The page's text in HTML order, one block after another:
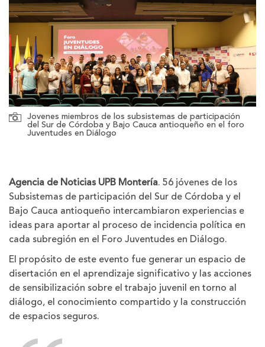
Jovenes miembros de los subsistemas de participación
del Sur de Córdoba y Bajo Cauca antioqueño en el foro
Juventudes en Diálogo
Agencia de Noticias UPB Montería. 56 jóvenes de los
Subsistemas de participación del Sur de Córdoba y el
Bajo Cauca antioqueño intercambiaron experiencias e
ideas para aportar al proceso de incidencia política en
cada subregión en el Foro Juventudes en Diálogo.
El propósito de este evento fue generar un espacio de
disertación en el aprendizaje significativo y las acciones
de sensibilización sobre el trabajo juvenil en torno al
diálogo, el conocimiento compartido y la construcción
de espacios seguros.